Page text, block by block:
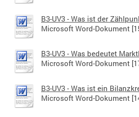
B3-UV3 - Was ist der
Microsoft Word-Dokument
B3-UV3 - Was bedeutet
Microsoft Word-Dokument
B3-UV3 - Was ist ein
Microsoft Word-Dokument